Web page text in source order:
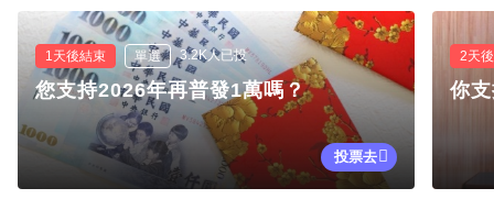
1天後結束 單選 3.2K人已投
您支持2026年再普發1萬嗎？
投票去
2天
你